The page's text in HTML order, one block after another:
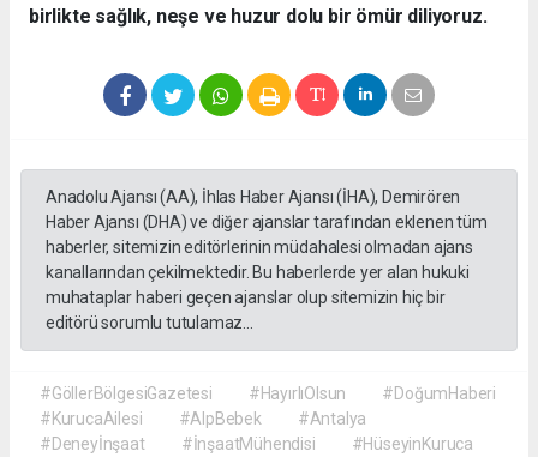
birlikte sağlık, neşe ve huzur dolu bir ömür diliyoruz.
Anadolu Ajansı (AA), İhlas Haber Ajansı (İHA), Demirören
Haber Ajansı (DHA) ve diğer ajanslar tarafından eklenen tüm
haberler, sitemizin editörlerinin müdahalesi olmadan ajans
kanallarından çekilmektedir. Bu haberlerde yer alan hukuki
muhataplar haberi geçen ajanslar olup sitemizin hiç bir
editörü sorumlu tutulamaz...
#GöllerBölgesiGazetesi #HayırlıOlsun
#DoğumHaberi
#KurucaAilesi
#AlpBebek
#Antalya
#Deneyİnşaat
#İnşaatMühendisi
#HüseyinKuruca